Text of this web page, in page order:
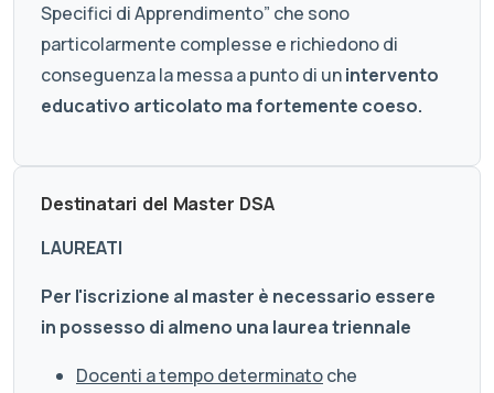
Specifici di Apprendimento” che sono
particolarmente complesse e richiedono di
conseguenza la messa a punto di unintervento
educativo articolato ma fortemente coeso.
Destinatari del Master DSA
LAUREATI
Per l'iscrizione al master è necessario essere
in possesso di almeno una laurea triennale
Docenti a tempo determinatoche